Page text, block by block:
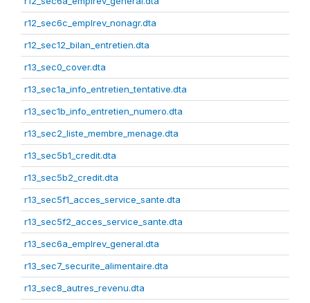
r12_sec6c_emplrev_nonagr.dta
r12_sec12_bilan_entretien.dta
r13_sec0_cover.dta
r13_sec1a_info_entretien_tentative.dta
r13_sec1b_info_entretien_numero.dta
r13_sec2_liste_membre_menage.dta
r13_sec5b1_credit.dta
r13_sec5b2_credit.dta
r13_sec5f1_acces_service_sante.dta
r13_sec5f2_acces_service_sante.dta
r13_sec6a_emplrev_general.dta
r13_sec7_securite_alimentaire.dta
r13_sec8_autres_revenu.dta